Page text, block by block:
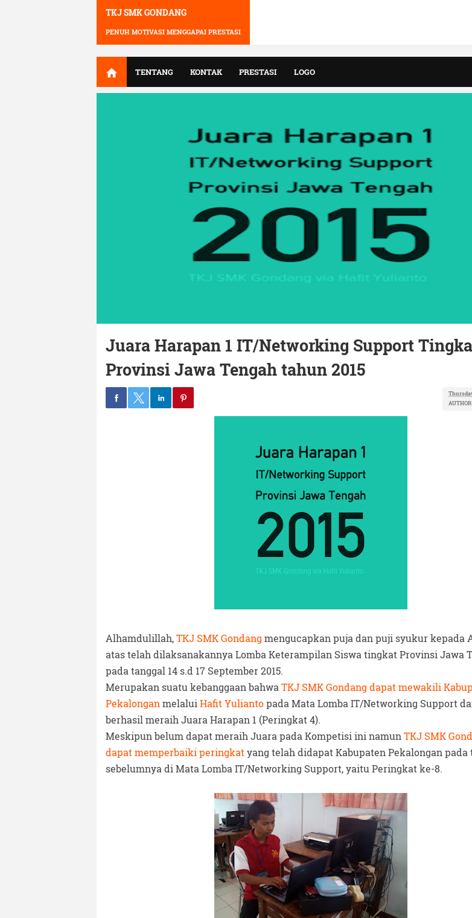
TKJ SMK GONDANG
PENUH MOTIVASI MENGGAPAI PRESTASI
 TENTANG KONTAK PRESTASI LOGO
Juara Harapan 1 IT/Networking Support
Provinsi Jawa Tengah tahun 2015
AUTHOR
Alhamdulillah,TKJ SMK Gondang mengucapkan puja dan puji syukur kepada
atas telah dilaksanakannya Lomba Keterampilan Siswa tingkat Provinsi Jawa
pada tanggal 14 s.d 17 September 2015.
Merupakan suatu kebanggaan bahwa TKJ SMK Gondang dapat mewakili
Pekalongan melalui Hafit Yuliantopada Mata Lomba IT/Networking Support
berhasil meraih Juara Harapan 1 (Peringkat 4).
Meskipun belum dapat meraih Juara pada Kompetisi ini namun TKJ SMK
dapat memperbaiki peringkat yang telah didapat Kabupaten Pekalongan pada
sebelumnya di Mata Lomba IT/Networking Support, yaitu Peringkat ke-8.